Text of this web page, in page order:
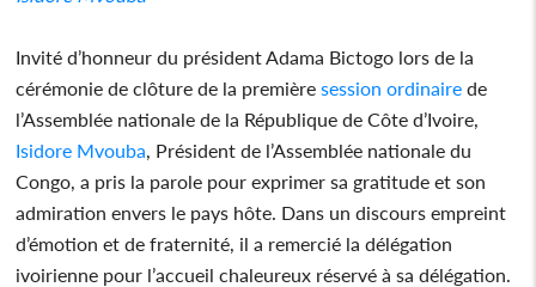
Invité d’honneur du président Adama Bictogo lors de la
cérémonie de clôture de la première session ordinaire de
l’Assemblée nationale de la République de Côte d’Ivoire,
Isidore Mvouba, Président de l’Assemblée nationale du
Congo, a pris la parole pour exprimer sa gratitude et son
admiration envers le pays hôte. Dans un discours empreint
d’émotion et de fraternité, il a remercié la délégation
ivoirienne pour l’accueil chaleureux réservé à sa délégation.